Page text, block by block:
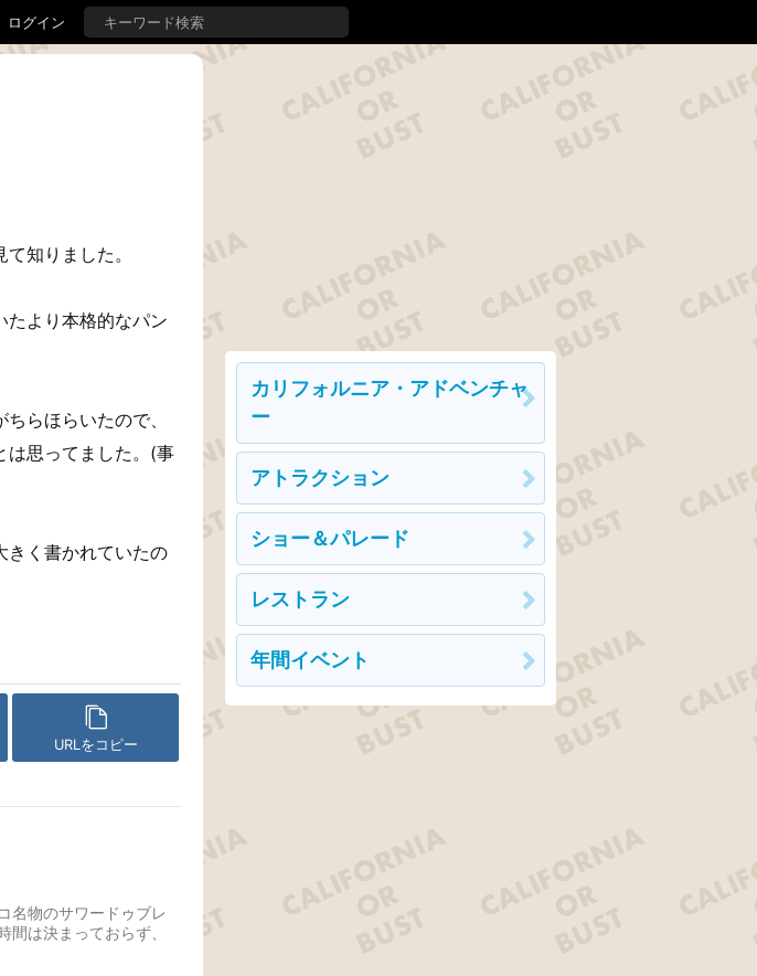
ログイン
知りました。
たより本格的なパン
らほらいたので、
は思ってました。(事
きく書かれていたの
URLをコピー
名物のサワードゥブレ
間は決まっておらず、
カリフォルニア・アドベンチャ
ー
アトラクション
ショー＆パレード
レストラン
年間イベント